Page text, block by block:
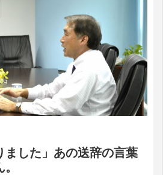
ました」あの送辞の言葉